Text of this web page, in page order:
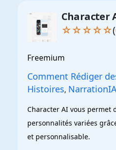
Character
☆☆☆☆☆
Freemium
Comment Rédiger
Histoires, NarrationIA
Character AI vous permet
personnalités variées
et personnalisable.